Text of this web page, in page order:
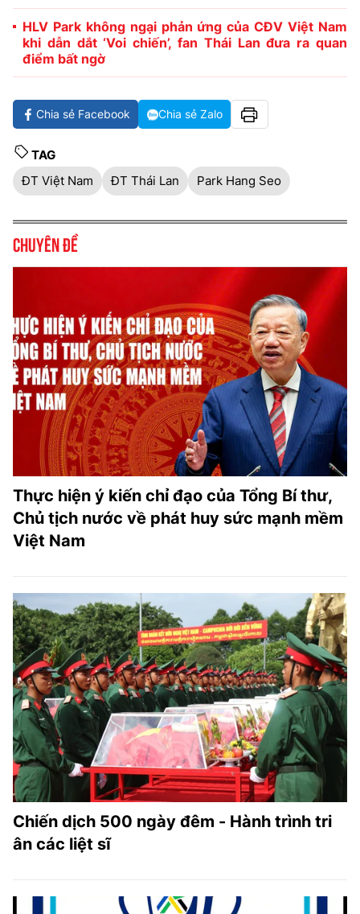
HLV Park không ngại phản ứng của CĐV Việt Nam
khi dẫn dắt ‘Voi chiến’, fan Thái Lan đưa ra quan
điểm bất ngờ
Chia sẻ Facebook Chia sẻ Zalo
TAG
ĐT Việt Nam
ĐT Thái Lan Park Hang Seo
Chuyên đề
Thực hiện ý kiến chỉ đạo của Tổng Bí thư,
Chủ tịch nước về phát huy sức mạnh mềm
Việt Nam
Chiến dịch 500 ngày đêm - Hành trình tri
ân các liệt sĩ